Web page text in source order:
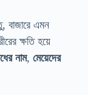
বাজারে এমন
ক্ষতি হয়ে
নাম, মেয়েদের